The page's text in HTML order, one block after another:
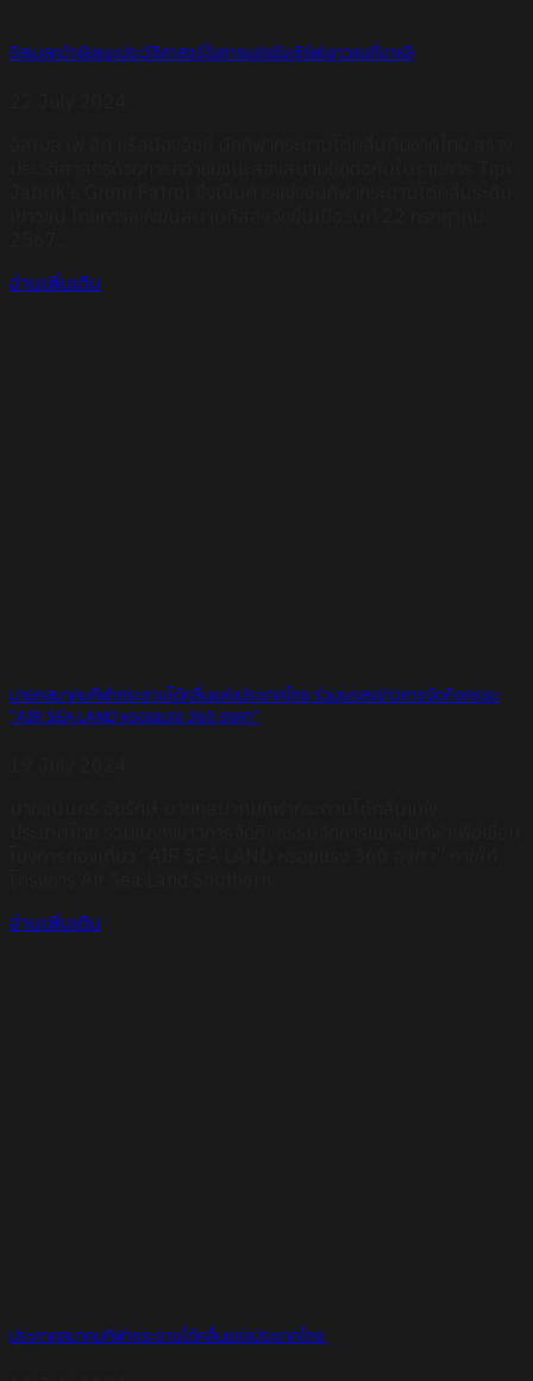
อิสเบลคว้าชัยชนะประวัติศาสตร์ในการแข่งขันเซิร์ฟเยาวชนที่บาหลี
อ่านเพิ่มเติม
นายกสมาคมกีฬากระดานโต้คลื่นแห่งประเทศไทย ร่วมแถลงข่าวการจัดกิจกรรม
“AIR SEA LAND หรอยแรง 360 องศา”
อ่านเพิ่มเติม
ประกาศสมาคมกีฬากระดานโต้คลื่นแห่งประเทศไทย